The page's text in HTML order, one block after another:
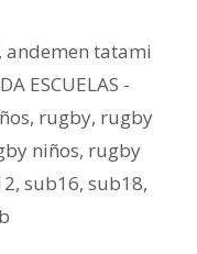
,andemen tatami
ESCUELAS -
, rugby, rugby
niños, rugby
, sub16, sub18,